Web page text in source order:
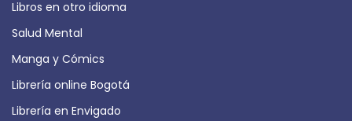
Libros en otro idioma
Salud Mental
Manga y Cómics
Librería online Bogotá
Librería en Envigado